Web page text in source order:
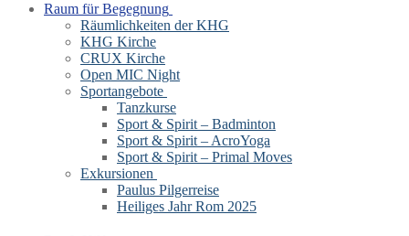
Raum für Begegnung
Räumlichkeiten der KHG
KHG Kirche
CRUX Kirche
Open MIC Night
Sportangebote
Tanzkurse
Sport & Spirit – Badminton
Sport & Spirit – AcroYoga
Sport & Spirit – Primal Moves
Exkursionen
Paulus Pilgerreise
Heiliges Jahr Rom 2025